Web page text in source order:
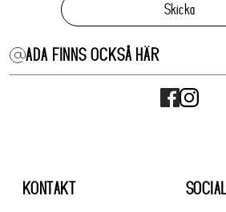
Skicka
ADA FINNS OCKSÅ HÄR
KONTAKT